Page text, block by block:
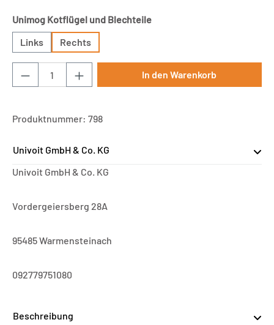
Unimog Kotflügel und Blechteileauswählen
Links
Rechts
Produkt Anzahl: Gib den gewünschten
In den Warenkorb
Produktnummer: 798
Univoit GmbH & Co. KG
Univoit GmbH & Co. KG
Vordergeiersberg 28A
95485 Warmensteinach
092779751080
Beschreibung